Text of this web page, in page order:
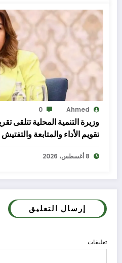
Ahmed
0
وزيرة التنمية المحلية تتلقى
تقويم الأداء والمتابعة والتفتيش
8 أغسطس، 2026
إرسال التعليق
تعليقات